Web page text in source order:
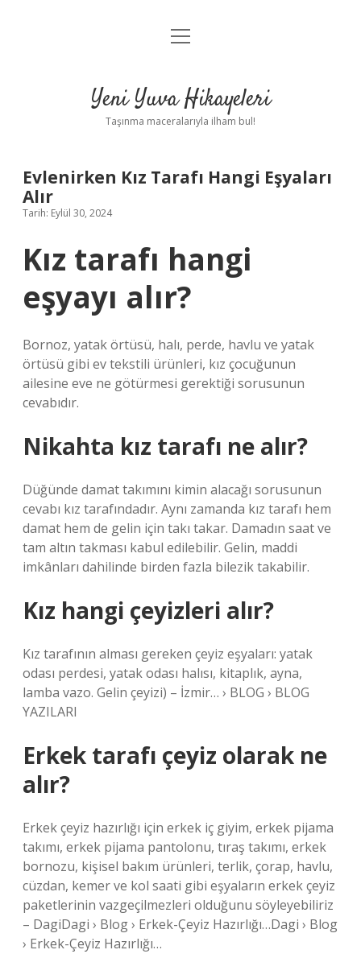
Anasayfa
Yasal Uyarı
menüyü
Yeni Yuva Hikayeleri
Taşınma maceralarıyla ilham bul!
Evlenirken Kız Tarafı Hangi Eşyaları
Alır
Tarih: Eylül 30, 2024
Kız tarafı hangi
eşyayı alır?
Bornoz, yatak örtüsü, halı, perde, havlu ve yatak
örtüsü gibi ev tekstili ürünleri, kız çocuğunun
ailesine eve ne götürmesi gerektiği sorusunun
cevabıdır.
Nikahta kız tarafı ne alır?
Düğünde damat takımını kimin alacağı sorusunun
cevabı kız tarafındadır. Aynı zamanda kız tarafı hem
damat hem de gelin için takı takar. Damadın saat ve
tam altın takması kabul edilebilir. Gelin, maddi
imkânları dahilinde birden fazla bilezik takabilir.
Kız hangi çeyizleri alır?
Kız tarafının alması gereken çeyiz eşyaları: yatak
odası perdesi, yatak odası halısı, kitaplık, ayna,
lamba vazo. Gelin çeyizi) – İzmir… › BLOG › BLOG
YAZILARI
Erkek tarafı çeyiz olarak ne
alır?
Erkek çeyiz hazırlığı için erkek iç giyim, erkek pijama
takımı, erkek pijama pantolonu, tıraş takımı, erkek
bornozu, kişisel bakım ürünleri, terlik, çorap, havlu,
cüzdan, kemer ve kol saati gibi eşyaların erkek çeyiz
paketlerinin vazgeçilmezleri olduğunu söyleyebiliriz
– DagiDagi › Blog › Erkek-Çeyiz Hazırlığı…Dagi › Blog
› Erkek-Çeyiz Hazırlığı…